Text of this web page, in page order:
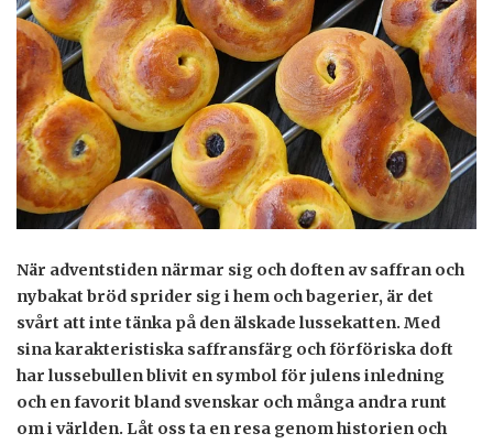
När adventstiden närmar sig och doften av saffran och
nybakat bröd sprider sig i hem och bagerier, är det
svårt att inte tänka på den älskade lussekatten. Med
sina karakteristiska saffransfärg och förföriska doft
har lussebullen blivit en symbol för julens inledning
och en favorit bland svenskar och många andra runt
om i världen. Låt oss ta en resa genom historien och